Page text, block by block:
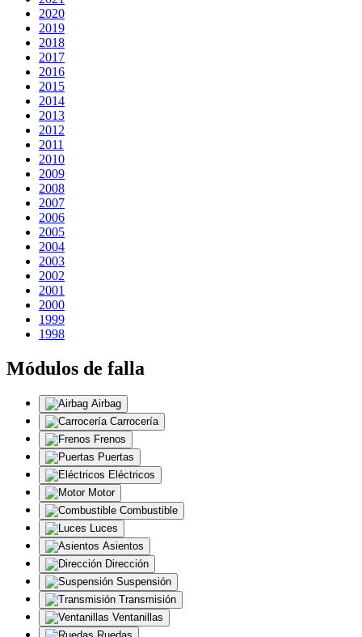
2020
2019
2018
2017
2016
2015
2014
2013
2012
2011
2010
2009
2008
2007
2006
2005
2004
2003
2002
2001
2000
1999
1998
Módulos de falla
Airbag
Carrocería
Frenos
Puertas
Eléctricos
Motor
Combustible
Luces
Asientos
Dirección
Suspensión
Transmisión
Ventanillas